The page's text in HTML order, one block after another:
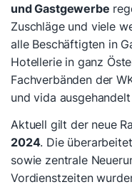
und Gastgewerbe
Zuschläge und viele
alle Beschäftigten in
Hotellerie in ganz
Fachverbänden der
und vida
Aktuell gilt der neue
2024. Die
sowie zentrale
Vordienstzeiten